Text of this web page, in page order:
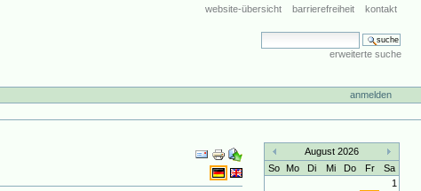
website-übersicht barrierefreiheit kontakt
website durchsuchen
erweiterte suche
anmelden
Artikelaktionen
«
August 2026
»
So Mo Di Mi Do Fr
Sa
1